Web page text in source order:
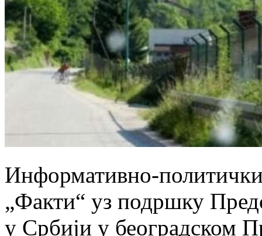
Информативно-
„Факти“ уз подршку
у Србији у београдском